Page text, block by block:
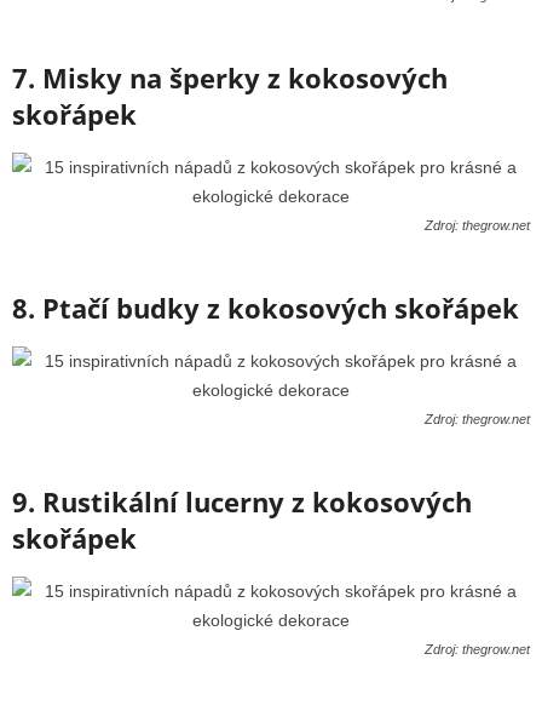
7. Misky na šperky z kokosových
skořápek
Zdroj: thegrow.net
8. Ptačí budky z kokosových skořápek
Zdroj: thegrow.net
9. Rustikální lucerny z kokosových
skořápek
Zdroj: thegrow.net